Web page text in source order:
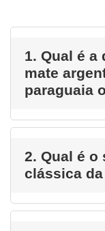
1. Qual é a
mate
paraguaia
2. Qual é o
clássica